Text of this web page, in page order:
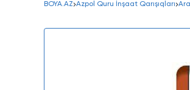
BOYA.AZ Azpol Quru İnşaat Qarışıqları